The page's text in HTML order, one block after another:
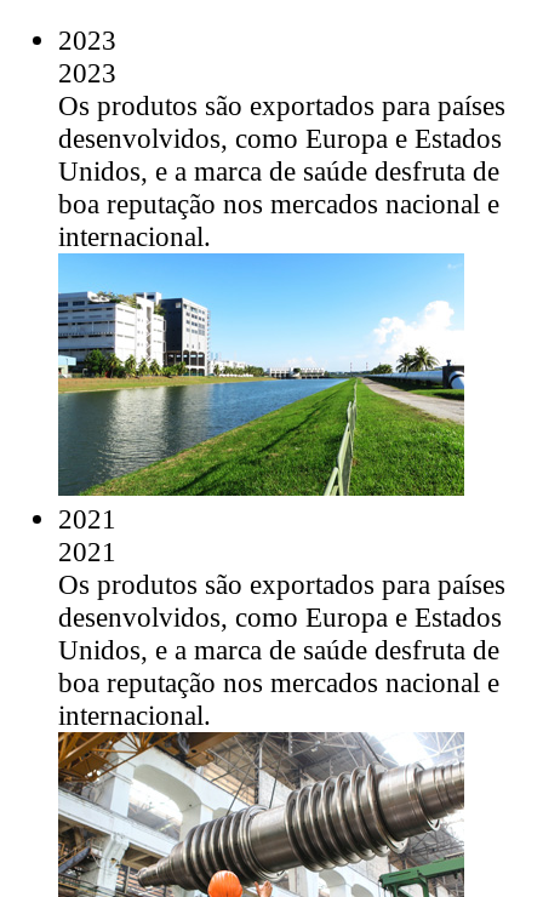
2023
2023
Os produtos são exportados para países
desenvolvidos, como Europa e Estados
Unidos, e a marca de saúde desfruta de
boa reputação nos mercados nacional e
internacional.
2021
2021
Os produtos são exportados para países
desenvolvidos, como Europa e Estados
Unidos, e a marca de saúde desfruta de
boa reputação nos mercados nacional e
internacional.